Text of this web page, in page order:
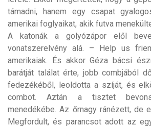
támadni, hanem egy csapat
amerikai foglyaikat, akik futva
A katonák a golyózápor elől
vonatszerelvény alá. – Help us
amerikaiak. És akkor Géza bácsi
barátját találat érte, jobb combjából
fedezékéből, leoldotta a szíját, és
combot. Aztán a tisztet
menedékébe. Az őrnagy ránézett, de
Megfordult, és parancsot adott az